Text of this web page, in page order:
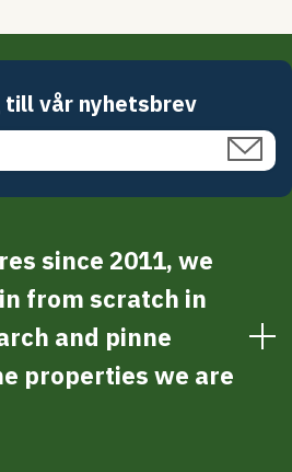
till vår nyhetsbrev
since 2011, we
from scratch in
and pinne
properties we are